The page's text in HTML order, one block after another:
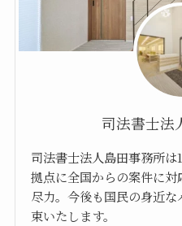
司法書士法
司法書士法人島田事務所
拠点に全国からの案件に
尽力。今後も国民の身近
束いたします。